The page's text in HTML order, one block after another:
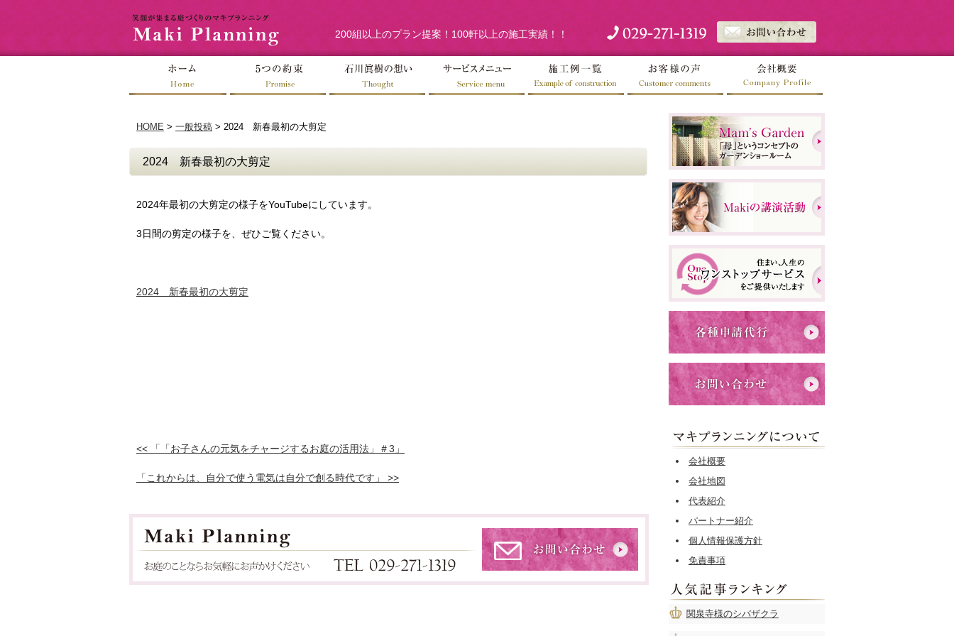
200組以上のプラン提案！100軒以上の施工実績！！
HOME > 一般投稿 > 2024 新春最初の大剪定
2024 新春最初の大剪定
2024年最初の大剪定の様子をYouTubeにしています。
3日間の剪定の様子を、ぜひご覧ください。
2024 新春最初の大剪定
<< 「「お子さんの元気をチャージするお庭の活用法」＃3」
「これからは、自分で使う電気は自分で創る時代です」 >>
会社概要
会社地図
代表紹介
パートナー紹介
個人情報保護方針
免責事項
関泉寺様のシバザクラ